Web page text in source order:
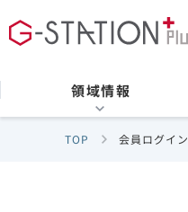
領域情報
TOP 会員ログイン